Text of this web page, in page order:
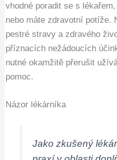
vhodné poradit se s
nebo máte zdravotní potíže.
pestré stravy a zdravého
příznacích nežádoucích
nutné okamžitě přerušit
pomoc.
Názor lékárníka
Jako zkušený